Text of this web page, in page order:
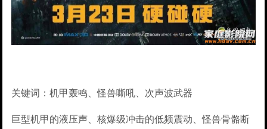
关键词：机甲轰鸣、怪兽嘶吼、次声波武器
巨型机甲的液压声、核爆级冲击的低频震动、怪兽骨骼断